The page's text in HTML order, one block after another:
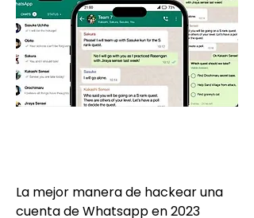
La mejor manera de hackear una
cuenta de Whatsapp en 2023